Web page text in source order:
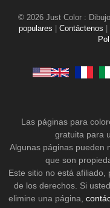
© 2026 Just Color :
populares
Contáctenos
Las páginas para
gratuita para
Algunas páginas pueden
que son
Este sitio no está
de los derechos. Si
elimine una página,